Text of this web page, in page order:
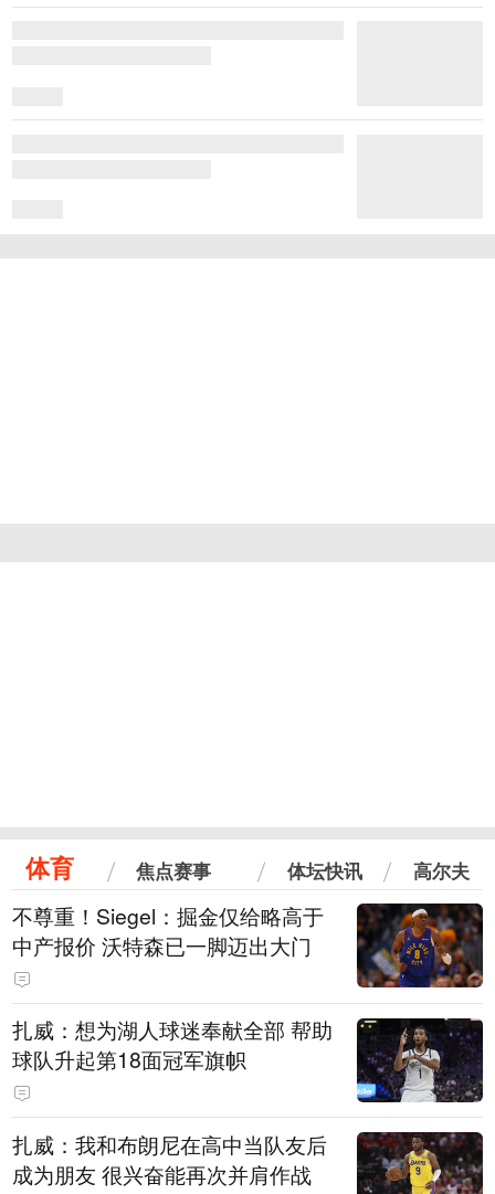
体育 焦点赛事 体坛快讯 高尔夫
不尊重！Siegel：掘金仅给略高于
中产报价 沃特森已一脚迈出大门
扎威：想为湖人球迷奉献全部 帮助
球队升起第18面冠军旗帜
扎威：我和布朗尼在高中当队友后
成为朋友 很兴奋能再次并肩作战